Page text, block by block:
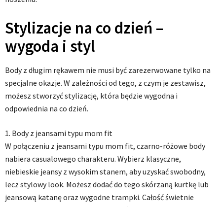
Stylizacje na co dzień –
wygoda i styl
Body z długim rękawem nie musi być zarezerwowane tylko na
specjalne okazje. W zależności od tego, z czym je zestawisz,
możesz stworzyć stylizację, która będzie wygodna i
odpowiednia na co dzień.
1. Body z jeansami typu mom fit
W połączeniu z jeansami typu mom fit, czarno-różowe body
nabiera casualowego charakteru. Wybierz klasyczne,
niebieskie jeansy z wysokim stanem, aby uzyskać swobodny,
lecz stylowy look. Możesz dodać do tego skórzaną kurtkę lub
jeansową katanę oraz wygodne trampki. Całość świetnie